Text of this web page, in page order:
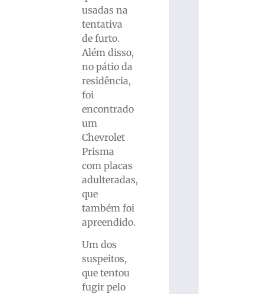
usadas na
tentativa
de furto.
Além disso,
no pátio da
residência,
foi
encontrado
um
Chevrolet
Prisma
com placas
adulteradas,
que
também foi
apreendido.
Um dos
suspeitos,
que tentou
fugir pelo